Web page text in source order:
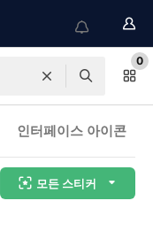
0
인터페이스 아이콘
모든 스티커